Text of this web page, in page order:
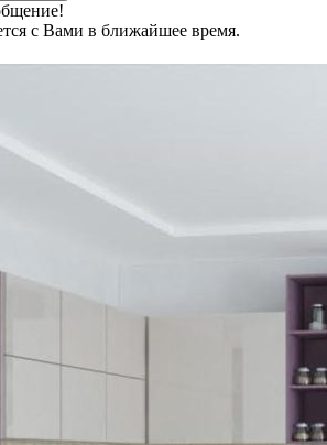
с Вами в ближайшее время.